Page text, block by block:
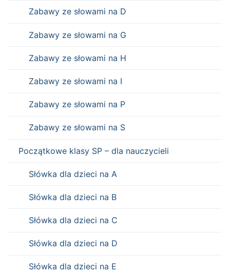
Zabawy ze słowami na D
Zabawy ze słowami na G
Zabawy ze słowami na H
Zabawy ze słowami na I
Zabawy ze słowami na P
Zabawy ze słowami na S
Początkowe klasy SP – dla nauczycieli
Słówka dla dzieci na A
Słówka dla dzieci na B
Słówka dla dzieci na C
Słówka dla dzieci na D
Słówka dla dzieci na E